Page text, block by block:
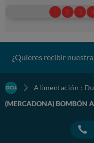
¿Quieres recibir
Alimentación :
(MERCADONA) BOMBÓN